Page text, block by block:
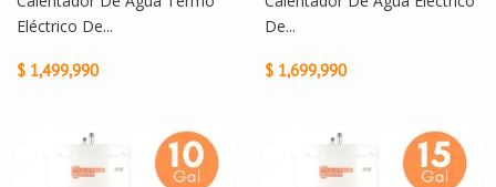
Eléctrico De...
$ 1,499,990
De...
$ 1,699,990